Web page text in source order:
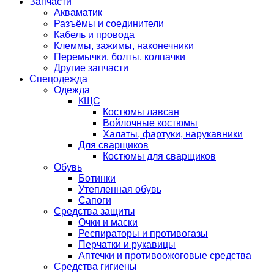
Акваматик
Разъёмы и соединители
Кабель и провода
Клеммы, зажимы, наконечники
Перемычки, болты, колпачки
Другие запчасти
Спецодежда
Одежда
КЩС
Костюмы лавсан
Войлочные костюмы
Халаты, фартуки, нарукавники
Для сварщиков
Костюмы для сварщиков
Обувь
Ботинки
Утепленная обувь
Сапоги
Средства защиты
Очки и маски
Респираторы и противогазы
Перчатки и рукавицы
Аптечки и противоожоговые средства
Средства гигиены